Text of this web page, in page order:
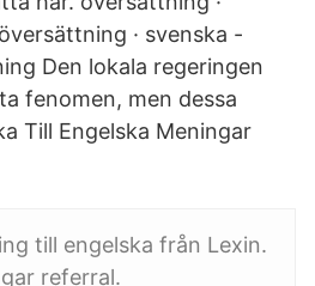
· svenska -
Den lokala regeringen
fenomen, men dessa
Till Engelska Meningar
till engelska från Lexin.
referral.